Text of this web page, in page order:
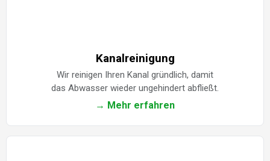
Kanalreinigung
Wir reinigen Ihren Kanal gründlich, damit
das Abwasser wieder ungehindert abfließt.
→ Mehr erfahren